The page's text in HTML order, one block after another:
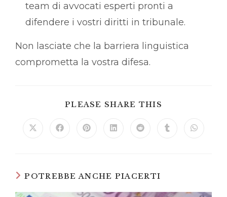
team di avvocati esperti pronti a
difendere i vostri diritti in tribunale.
Non lasciate che la barriera linguistica
comprometta la vostra difesa.
PLEASE SHARE THIS
Opens
Opens Opens Opens Opens Opens Opens
POTREBBE ANCHE PIACERTI